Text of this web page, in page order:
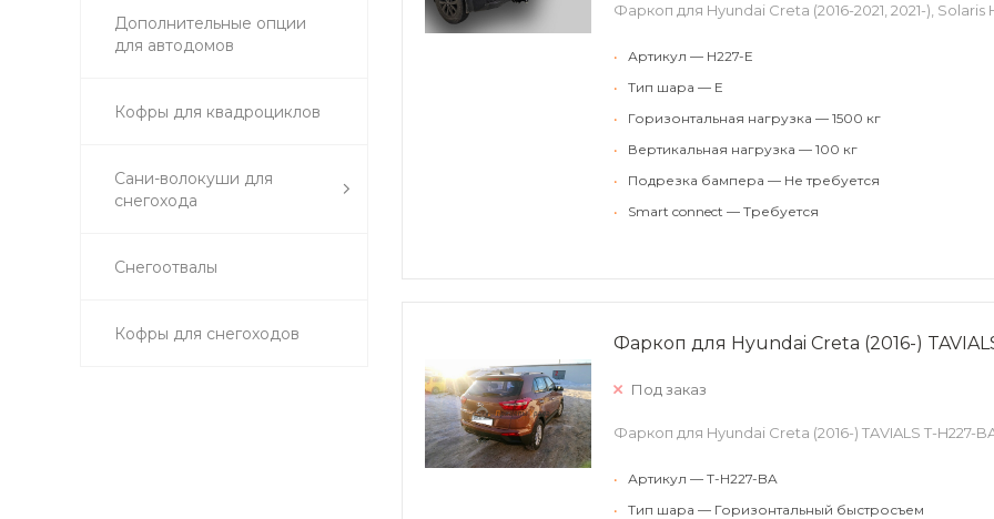
Дополнительные опции
для автодомов
Кофры для квадроциклов
Сани-волокуши для
снегохода
Снегоотвалы
Кофры для снегоходов
Фаркоп для Hyundai Creta (2016-2021, 2021-),
•
Артикул — H227-E
•
Тип шара — E
•
Горизонтальная нагрузка — 1500 кг
•
Вертикальная нагрузка — 100 кг
•
Подрезка бампера — Не требуется
•
Smart connect — Требуется
Фаркоп для Hyundai Creta (2016-)
Под заказ
Фаркоп для Hyundai Creta (2016-) TAVIALS T-H227-
•
Артикул — T-H227-BA
•
Тип шара — Горизонтальный быстросъем